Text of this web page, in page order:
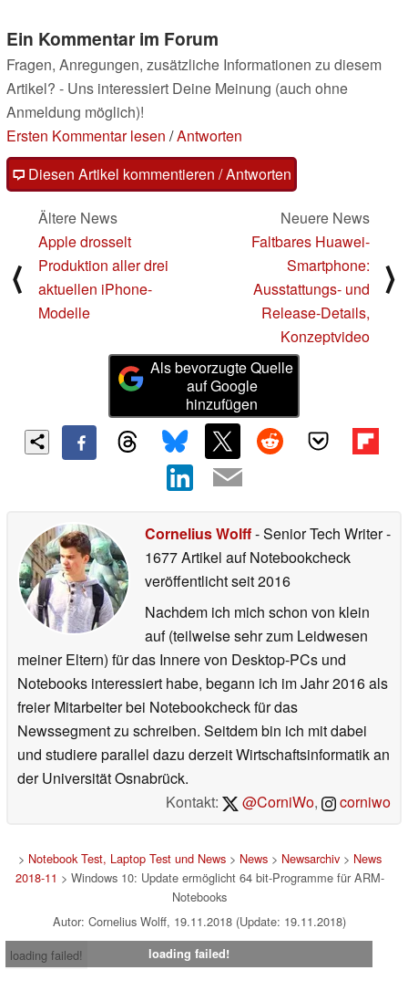
Ein Kommentar im Forum
Fragen, Anregungen, zusätzliche Informationen zu diesem
Artikel? - Uns interessiert Deine Meinung (auch ohne
Anmeldung möglich)!
Ersten Kommentar lesen /Antworten
Diesen Artikel kommentieren / Antworten
⟨
Ältere News
Apple drosselt
Produktion aller drei
aktuellen iPhone-
Modelle
Neuere News
Faltbares Huawei-
Smartphone:
Ausstattungs- und
Release-Details,
Konzeptvideo
⟩
Als bevorzugte Quelle
auf Google
hinzufügen
Cornelius Wolff- Senior Tech Writer-
1677 Artikel auf Notebookcheck
veröffentlichtseit 2016
Nachdem ich mich schon von klein
auf (teilweise sehr zum Leidwesen
meiner Eltern) für das Innere von Desktop-PCs und
Notebooks interessiert habe, begann ich im Jahr 2016 als
freier Mitarbeiter bei Notebookcheck für das
Newssegment zu schreiben. Seitdem bin ich mit dabei
und studiere parallel dazu derzeit Wirtschaftsinformatik an
der Universität Osnabrück.
Kontakt:
@CorniWo, corniwo
> Notebook Test, Laptop Test und News> News> Newsarchiv> News
2018-11 > Windows 10: Update ermöglicht 64 bit-Programme für ARM-
Notebooks
Autor: Cornelius Wolff, 19.11.2018 (Update: 19.11.2018)
loading failed!
loading failed!